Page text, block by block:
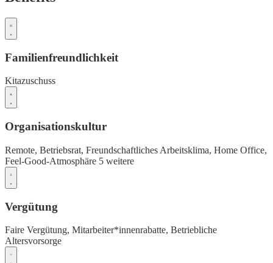
Familienfreundlichkeit
Kitazuschuss
Organisationskultur
Remote, Betriebsrat, Freundschaftliches Arbeitsklima, Home Office,
Feel-Good-Atmosphäre 5 weitere
Vergütung
Faire Vergütung, Mitarbeiter*innenrabatte, Betriebliche
Altersvorsorge